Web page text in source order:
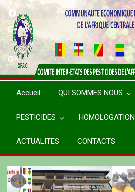
Aller
contenu
principal
Accueil QUI SOMMES NOUS
PESTICIDES HOMOLOGATION
ACTUALITES CONTACTS